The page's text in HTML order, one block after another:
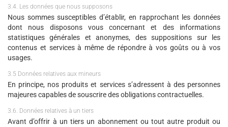
3.4. Les données que nous supposons
Nous sommes susceptibles d’établir, en rapprochant les données
dont nous disposons vous concernant et des informations
statistiques générales et anonymes, des suppositions sur les
contenus et services à même de répondre à vos goûts ou à vos
usages.
3.5 Données relatives aux mineurs
En principe, nos produits et services s’adressent à des personnes
majeures capables de souscrire des obligations contractuelles.
3.6. Données relatives à un tiers
Avant d’offrir à un tiers un abonnement ou tout autre produit ou